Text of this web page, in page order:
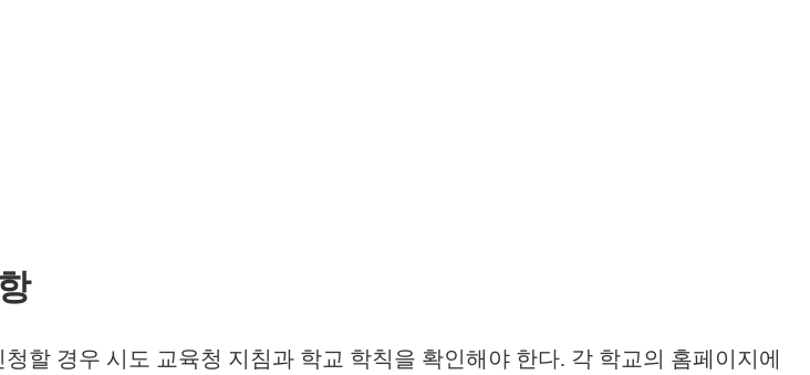
할 경우 시도 교육청 지침과 학교 학칙을 확인해야 한다. 각 학교의 홈페이지에